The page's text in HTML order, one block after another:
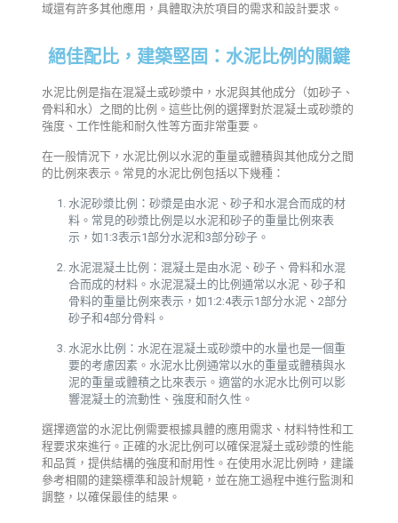
域還有許多其他應用，具體取決於項目的需求和設計要求。
絕佳配比，建築堅固：水泥比例的關鍵
水泥比例是指在混凝土或砂漿中，水泥與其他成分（如砂子、
骨料和水）之間的比例。這些比例的選擇對於混凝土或砂漿的
強度、工作性能和耐久性等方面非常重要。
在一般情況下，水泥比例以水泥的重量或體積與其他成分之間
的比例來表示。常見的水泥比例包括以下幾種：
水泥砂漿比例：砂漿是由水泥、砂子和水混合而成的材
料。常見的砂漿比例是以水泥和砂子的重量比例來表
示，如1:3表示1部分水泥和3部分砂子。
水泥混凝土比例：混凝土是由水泥、砂子、骨料和水混
合而成的材料。水泥混凝土的比例通常以水泥、砂子和
骨料的重量比例來表示，如1:2:4表示1部分水泥、2部分
砂子和4部分骨料。
水泥水比例：水泥在混凝土或砂漿中的水量也是一個重
要的考慮因素。水泥水比例通常以水的重量或體積與水
泥的重量或體積之比來表示。適當的水泥水比例可以影
響混凝土的流動性、強度和耐久性。
選擇適當的水泥比例需要根據具體的應用需求、材料特性和工
程要求來進行。正確的水泥比例可以確保混凝土或砂漿的性能
和品質，提供結構的強度和耐用性。在使用水泥比例時，建議
參考相關的建築標準和設計規範，並在施工過程中進行監測和
調整，以確保最佳的結果。